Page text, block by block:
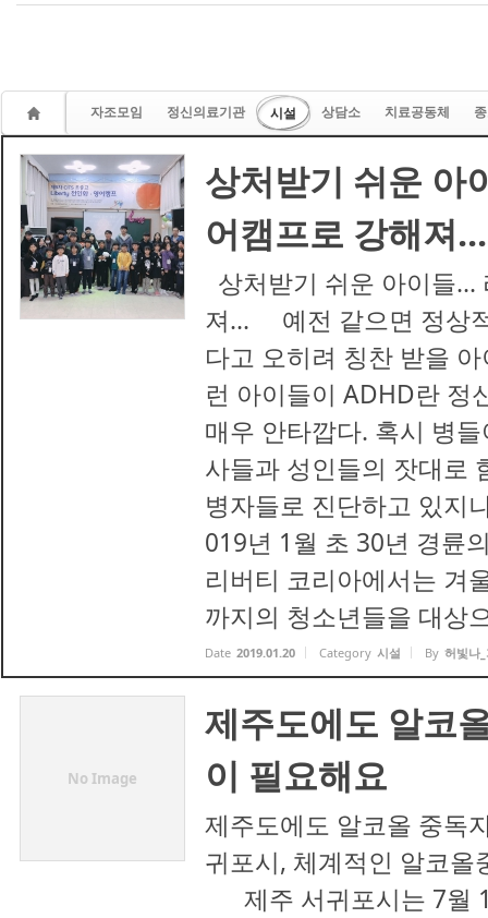
자조모임 정신의료기관 시설 상담소 치료공동체
상처받기 쉬운 아
어캠프로 강해져...
상처받기 쉬운 아이들
져... 예전 같으면 정상
다고 오히려 칭찬 받을
런 아이들이 ADHD란 정
매우 안타깝다. 혹시 병
사들과 성인들의 잣대로
병자들로 진단하고 있지
019년 1월 초 30년 경륜
리버티 코리아에서는 겨
까지의 청소년들을 대상
Date 2019.01.20 Category 시설 By 허빛나
No Image
제주도에도 알코
이 필요해요
제주도에도 알코올 중독
귀포시, 체계적인 알코올
제주 서귀포시는 7월